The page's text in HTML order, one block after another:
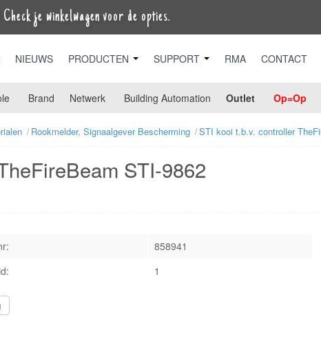
je winkelwagen voor de opties.
NIEUWS PRODUCTEN SUPPORT RMA CONTACT
Brand Netwerk Building Automation Outlet Op=Op
Rookmelder, Signaalgever Bescherming STI kooi t.b.v. controller
STI-9862
858941
1